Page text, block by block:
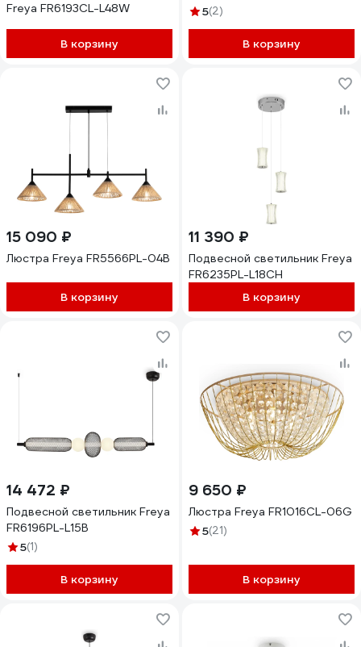
Freya FR6193CL-L48W
В корзину
5(2)
В корзину
15 090 ₽
Люстра Freya FR5566PL-04B
В корзину
11 390 ₽
Подвесной светильник Freya
FR6235PL-L18CH
В корзину
14 472 ₽
Подвесной светильник Freya
FR6196PL-L15B
5(1)
В корзину
9 650 ₽
Люстра Freya FR1016CL-06G
5(21)
В корзину